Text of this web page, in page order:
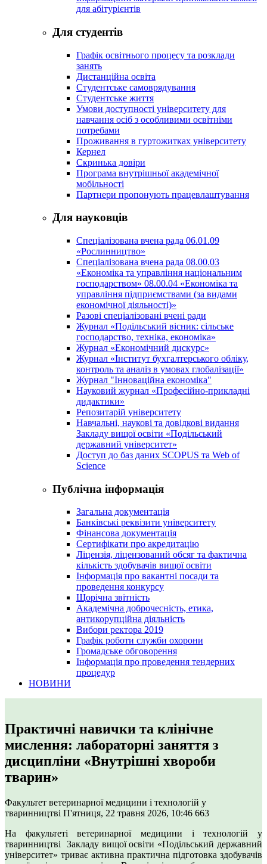
для абітурієнтів
Для студентів
Графік освітнього процесу та розклади
занять
Дистанційна освіта
Студентське самоврядування
Студентське життя
Умови доступності університету для
навчання осіб з особливими освітніми
потребами
Проживання в гуртожитках університету
Кернел
Скринька довіри
Програма внутрішньої академічної
мобільності
Партнери пропонують працевлаштування
Для науковців
Спеціалізована вчена рада 06.01.09
«Рослинництво»
Спеціалізована вчена рада 08.00.03
«Економіка та управління національним
господарством» 08.00.04 «Економіка та
управління підприємствами (за видами
економічної діяльності)»
Разові спеціалізовані вчені ради
Журнал «Подільський вісник: сільське
господарство, техніка, економіка»
Журнал «Економічний дискурс»
Журнал «Інститут бухгалтерського обліку,
контроль та аналіз в умовах глобалізації»
Журнал "Інноваційна економіка"
Науковий журнал «Професійно-прикладні
дидактики»
Репозитарій університету
Навчальні, наукові та довідкові видання
Закладу вищої освіти «Подільський
державний університет»
Доступ до баз даних SCOPUS та Web of
Science
Публічна інформація
Загальна документація
Банківські реквізити університету
Фінансова документація
Сертифікати про акредитацію
Ліцензія, ліцензований обсяг та фактична
кількість здобувачів вищої освіти
Інформація про вакантні посади та
проведення конкурсу
Щорічна звітність
Академічна доброчесність, етика,
антикорупційна діяльність
Вибори ректора 2019
Графік роботи служби охорони
Громадське обговорення
Інформація про проведення тендерних
процедур
НОВИНИ
Практичні навички та клінічне
мислення: лабораторні заняття з
дисципліни «Внутрішні хвороби
тварин»
Факультет ветеринарної медицини і технологій у
тваринництві П'ятниця, 22 травня 2026, 10:46 663
На факультеті ветеринарної медицини і технологій у
тваринництві Закладу вищої освіти «Подільський державний
університет» триває активна практична підготовка здобувачів